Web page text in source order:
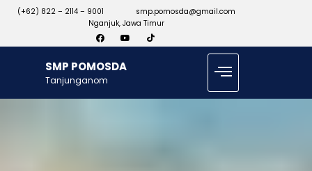
(+62) 822 – 2114 – 9001
smp.pomosda@gmail.com
Nganjuk, Jawa Timur
SMP POMOSDA
Tanjunganom